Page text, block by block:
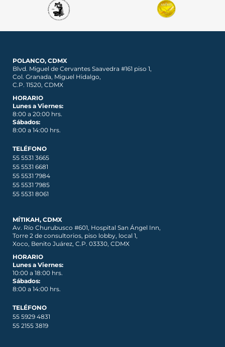
POLANCO, CDMX
Blvd. Miguel de Cervantes Saavedra #161 piso 1,
Col. Granada, Miguel Hidalgo,
C.P. 11520, CDMX
HORARIO
Lunes a Viernes:
8:00 a 20:00 hrs.
Sábados:
8:00 a 14:00 hrs.
TELÉFONO
55 5531 3665
55 5531 6681
55 5531 7984
55 5531 7985
55 5531 8061
MÍTIKAH, CDMX
Av. Río Churubusco #601, Hospital San Ángel Inn,
Torre 2 de consultorios, piso lobby, local 1,
Xoco, Benito Juárez, C.P. 03330, CDMX
HORARIO
Lunes a Viernes:
10:00 a 18:00 hrs.
Sábados:
8:00 a 14:00 hrs.
TELÉFONO
55 5929 4831
55 2155 3819